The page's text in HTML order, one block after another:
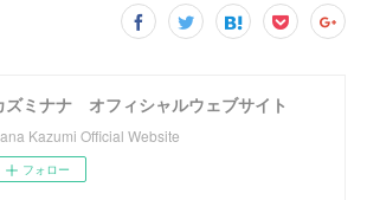
ズミナナ オフィシャルウェブサイト
Kazumi Official Website
フォロー